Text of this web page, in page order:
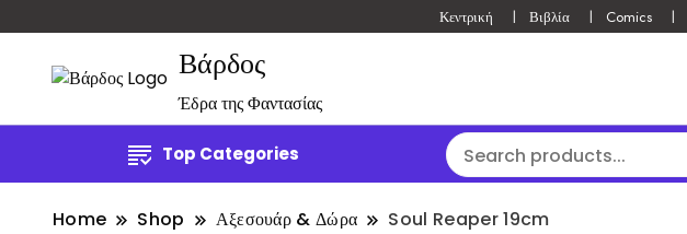
Κεντρική Βιβλία Comics
Βάρδος
Έδρα της Φαντασίας
Top Categories
Home Shop Αξεσουάρ & Δώρα Soul Reaper 19cm